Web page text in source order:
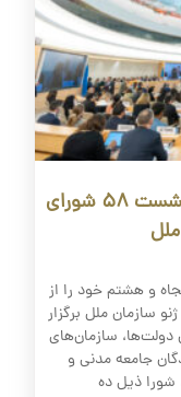
حضور نماینده انجمن حامی در نشست ۵۸ شورای
و هشتم خود را از
۴ آوریل ۲۰۲۵ در مقر ژنو سازمان ملل برگزار
دولت‌ها، سازمان‌های
جامعه مدنی و
شورا ذیل ده